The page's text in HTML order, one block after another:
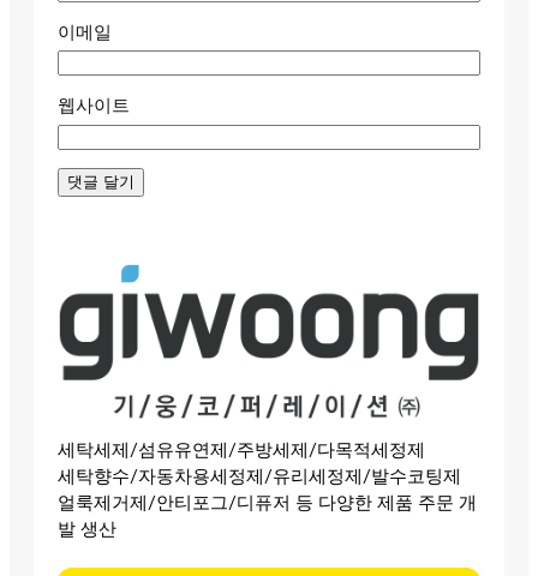
이메일
웹사이트
세탁세제/섬유유연제/주방세제/다목적세정제
세탁향수/자동차용세정제/유리세정제/발수코팅제
얼룩제거제/안티포그/디퓨저 등 다양한 제품 주문 개
발 생산